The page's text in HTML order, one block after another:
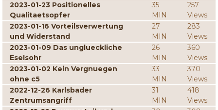
2023-01-23 Positionelles
Qualitaetsopfer
35
MIN
257
Views
2023-01-16 Vorteilsverwertung
und Widerstand
27
MIN
283
Views
2023-01-09 Das unglueckliche
Eselsohr
26
MIN
360
Views
2023-01-02 Kein Vergnuegen
ohne c5
33
MIN
370
Views
2022-12-26 Karlsbader
Zentrumsangriff
31
MIN
418
Views